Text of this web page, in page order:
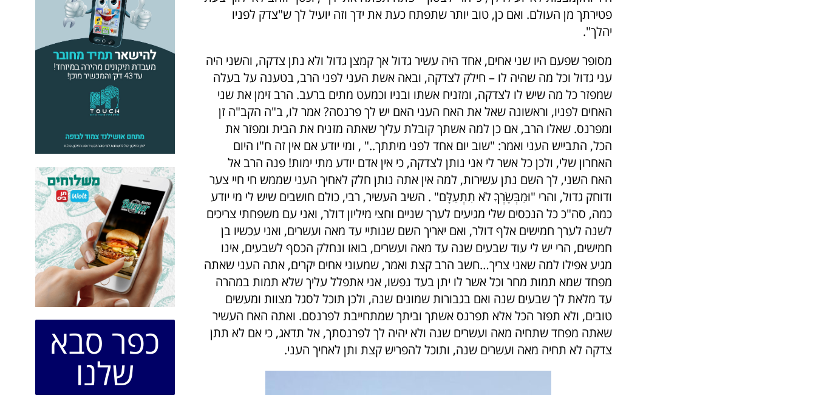
פטירתך מן העולם. ואם כן, טוב יותר שתפתח כעת את ידך וזה יועיל לך ש"צדק לפניו
יהלך".
מסופר שפעם היו שני אחים, אחד היה עשיר גדול אך קמצן גדול ולא נתן צדקה, והשני היה
עני גדול וכל מה שהיה לו – חילק לצדקה, ובאה אשת העני לפני הרב, בטענה על בעלה
שמפזר כל מה שיש לו לצדקה, ומזניח אשתו ובניו וכמעט מתים ברעב. הרב זימן את שני
האחים לפניו, וראשונה שאל את האח העני האם יש לך פרנסה? אמר לו, ב"ה הקב"ה זן
ומפרנס. שאלו הרב, אם כן למה אשתך קובלת עליך שאתה מזניח את הבית ומפזר את
הכל, התבייש העני ואמר: "שוב יום אחד לפני מיתתך.." , ומי יודע אם אין זה ח"ו היום
האחרון שלי, ולכן כל אשר לי אני נותן לצדקה, כי אין אדם יודע מתי ימות! פנה הרב אל
האח השני, לך השם נתן עשירות, למה אין אתה נותן חלק לאחיך העני שממש חי חיי צער
ודוחק גדול, והרי "וּמִבְּשָׂרְךָ לֹא תִתְעַלָּם" . השיב העשיר, רבי, כולם חושבים שיש לי מי יודע
כמה, סה"כ כל הנכסים שלי מגיעים לערך שניים וחצי מיליון דולר, ואני עם משפחתי צריכים
לשנה לערך חמישים אלף דולר, ואם יאריך השם שנותיי עד מאה ועשרים, ואני עכשיו בן
חמישים, הרי יש לי עוד שבעים שנה עד מאה ועשרים, בואו ונחלק הכסף לשבעים, אינו
מגיע אפילו למה שאני צריך…חשב הרב קצת ואמר, שמעוני אחים יקרים, אתה העני שאתה
מפחד שמא תמות מחר וכל אשר לו יתן בעד נפשו, אני אתפלל עליך שלא תמות במהרה
עד מלאת לך שבעים שנה ואם בגבורות שמונים שנה, ולכן תוכל לסגל מצוות ומעשים
טובים, ולא תפזר הכל אלא תפרנס אשתך וביתך שמתחייבת לפרנסם. ואתה האח העשיר
שאתה מפחד שתחיה מאה ועשרים שנה ולא יהיה לך לפרנסתך, אל תדאג, כי אם לא תתן
צדקה לא תחיה מאה ועשרים שנה, ותוכל להפריש קצת ותן לאחיך העני.
כפר סבא
שלנו